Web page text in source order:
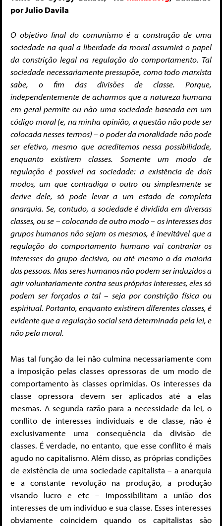
por Julio Davila
O objetivo final do comunismo é a construção de uma
sociedade na qual a liberdade da moral assumirá o papel
da constrição legal na regulação do comportamento. Tal
sociedade necessariamente pressupõe, como todo marxista
sabe, o fim das divisões de classe. Porque,
independentemente de acharmos que a natureza humana
em geral permite ou não uma sociedade baseada em um
código moral (e, na minha opinião, a questão não pode ser
colocada nesses termos) – o poder da moralidade não pode
ser efetivo, mesmo que acreditemos nessa possibilidade,
enquanto existirem classes. Somente um modo de
regulação é possível na sociedade: a existência de dois
modos, um que contradiga o outro ou simplesmente se
derive dele, só pode levar a um estado de completa
anarquia. Se, contudo, a sociedade é dividida em diversas
classes, ou se – colocando de outro modo – os interesses dos
grupos humanos não sejam os mesmos, é inevitável que a
regulação do comportamento humano vai contrariar os
interesses do grupo decisivo, ou até mesmo o da maioria
das pessoas. Mas seres humanos não podem ser induzidos a
agir voluntariamente contra seus próprios interesses, eles só
podem ser forçados a tal – seja por constrição física ou
espiritual. Portanto, enquanto existirem diferentes classes, é
evidente que a regulação social será determinada pela lei, e
não pela moral.
Mas tal função da lei não culmina necessariamente com
a imposição pelas classes opressoras de um modo de
comportamento às classes oprimidas. Os interesses da
classe opressora devem ser aplicados até a elas
mesmas. A segunda razão para a necessidade da lei, o
conflito de interesses individuais e de classe, não é
exclusivamente uma consequência da divisão de
classes. É verdade, no entanto, que esse conflito é mais
agudo no capitalismo. Além disso, as próprias condições
de existência de uma sociedade capitalista – a anarquia
e a constante revolução na produção, a produção
visando lucro e etc – impossibilitam a união dos
interesses de um indivíduo e sua classe. Esses interesses
obviamente coincidem quando os capitalistas são